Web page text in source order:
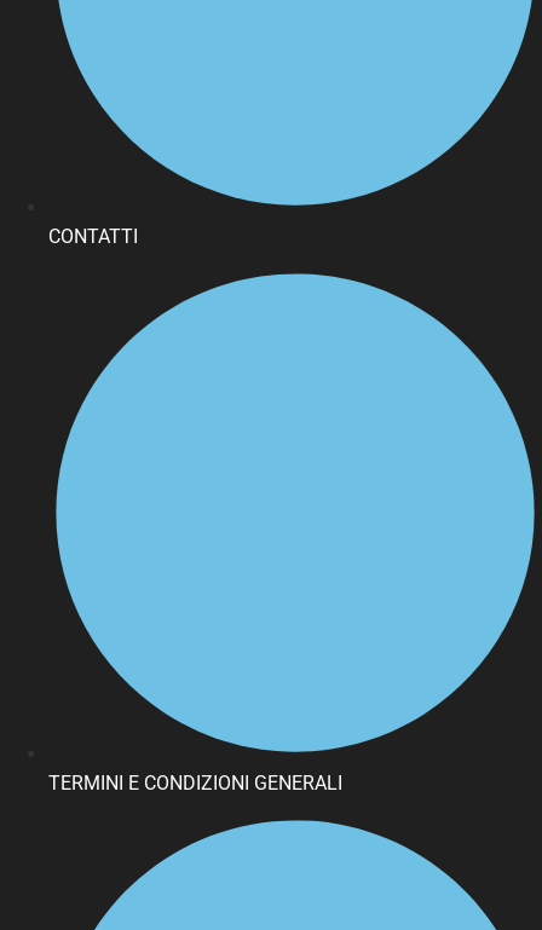
CONTATTI
TERMINI E CONDIZIONI GENERALI